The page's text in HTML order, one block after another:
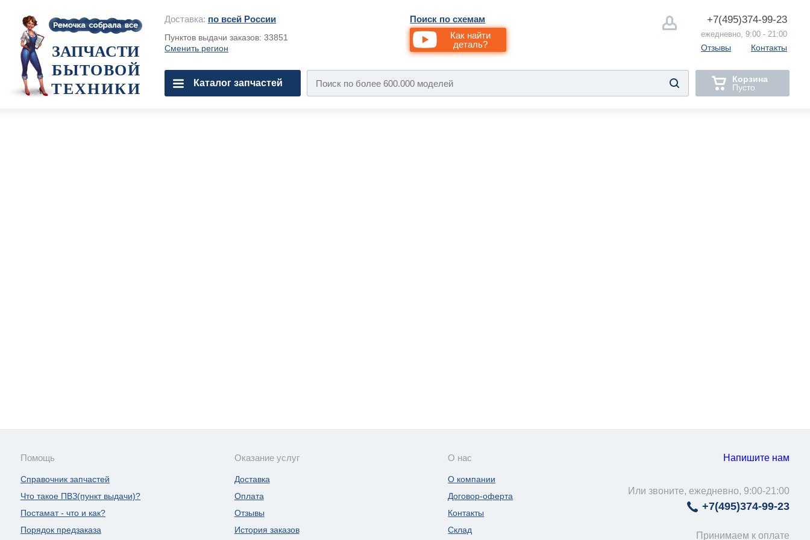
Доставка: по всей России
Пунктов выдачи заказов: 33851
Сменить регион
Поиск по схемам
Как найти
деталь?
+7(495)374-99-23
ежедневно, 9:00 - 21:00
Отзывы Контакты
ЗАПЧАСТИ
БЫТОВОЙ
ТЕХНИКИ
Каталог запчастей
Корзина
Пусто
Напишите нам
Или звоните, ежедневно, 9:00-21:00
+7(495)374-99-23
Принимаем к оплате
Помощь
Справочник запчастей
Что такое ПВЗ(пункт выдачи)?
Постамат - что и как?
Порядок предзаказа
Оказание услуг
Доставка
Оплата
Отзывы
История заказов
О нас
О компании
Договор-оферта
Контакты
Склад